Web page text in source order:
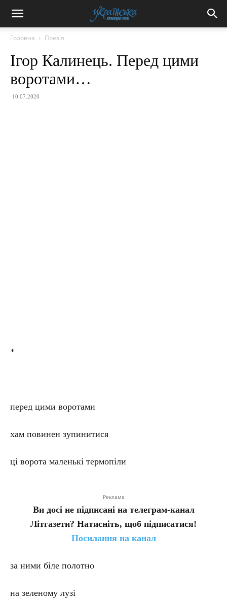
Головна Поезія
Ігор Калинець. Перед цими
воротами…
10.07.2020
*
перед цими воротами
хам повинен зупинитися
ці ворота маленькі термопіли
Реклама
Ви досі не підписані на телеграм-канал
Літгазети? Натисніть, щоб підписатися!
Посилання на канал
за ними біле полотно
на зеленому лузі